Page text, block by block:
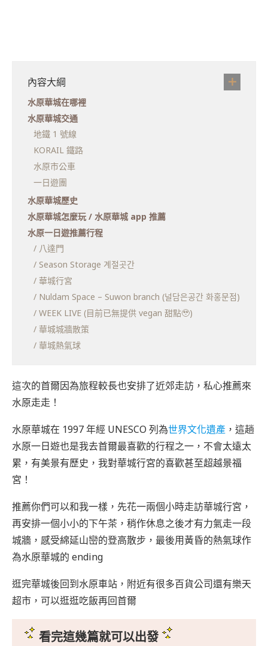
內容大綱
水原華城在哪裡
水原華城交通
地鐵 1 號線
KORAIL 鐵路
水原市公車
一日遊團
水原華城歷史
水原華城怎麼玩 / 水原華城 app 推薦
水原一日遊推薦行程
/ 八達門
/ Season Storage 계절곳간
/ 華城行宮
/ Nuldam Space – Suwon branch (널담은공간 화홍문점)
/ WEEK LIVE (目前已無提供 vegan 甜點🥹)
/ 華城城牆散策
/ 華城熱氣球
這次的首爾因為旅程較長也安排了近郊走訪，私心推薦來
水原走走！
水原華城在 1997 年經 UNESCO 列為世界文化遺產 ，這趟
水原一日遊也是我去首爾最喜歡的行程之一，不會太遠太
累，有美景有歷史，我對華城行宮的喜歡甚至超越景福
宮！
推薦你們可以和我一樣，先花一兩個小時走訪華城行宮，
再安排一個小小的下午茶，稍作休息之後才有力氣走一段
城牆，感受綿延山巒的登高散步，最後用黃昏的熱氣球作
為水原華城的 ending
逛完華城後回到水原車站，附近有很多百貨公司還有樂天
超市，可以逛逛吃飯再回首爾
看完這幾篇就可以出發